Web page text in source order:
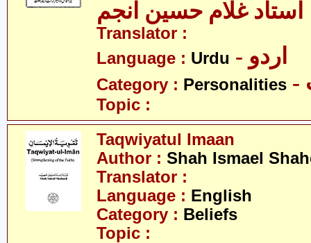
استاد غلام حسین انجم
Translator :
Language : Urdu - اردو
Category : Personalities
Topic :
Taqwiyatul Imaan
Author : Shah Ismael
Translator :
Language : English
Category : Beliefs
Topic :